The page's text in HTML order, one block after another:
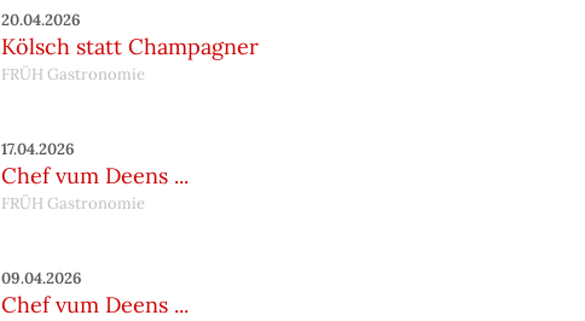
20.04.2026
Kölsch statt Champagner
FRÜH Gastronomie
17.04.2026
Chef vum Deens ...
FRÜH Gastronomie
09.04.2026
Chef vum Deens ...